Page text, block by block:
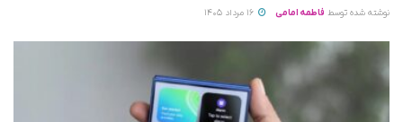
نوشته شده توسط فاطمه امامی